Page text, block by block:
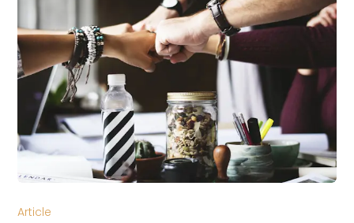
Article